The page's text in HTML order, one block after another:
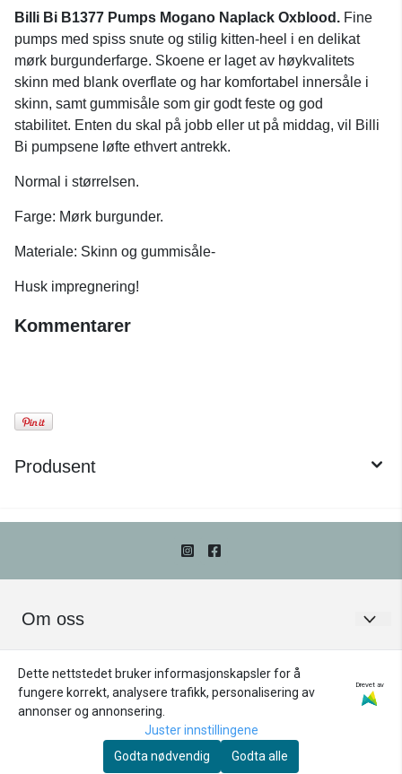
Billi Bi B1377 Pumps Mogano Naplack Oxblood. Fine
pumps med spiss snute og stilig kitten-heel i en delikat
mørk burgunderfarge. Skoene er laget av høykvalitets
skinn med blank overflate og har komfortabel innersåle i
skinn, samt gummisåle som gir godt feste og god
stabilitet. Enten du skal på jobb eller ut på middag, vil Billi
Bi pumpsene løfte ethvert antrekk.
Normal i størrelsen.
Farge: Mørk burgunder.
Materiale: Skinn og gummisåle-
Husk impregnering!
Kommentarer
Produsent
Om oss
Frøken Pedersen
Storgata 7B
2050 Jessheim
Org. nr. 892864462
Om oss
Kontakt oss
Nyhetsbrev
Registrer deg for å motta nyheter og tilbud!
Dette nettstedet bruker informasjonskapsler for å
fungere korrekt, analysere trafikk, personalisering av
annonser og annonsering.
Drevet av
Juster innstillingene
Godta nødvendig
Godta alle